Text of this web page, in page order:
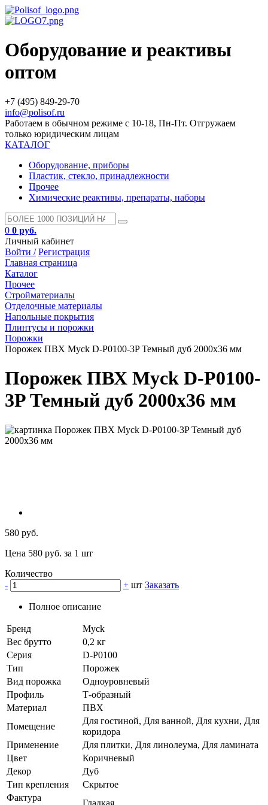
Оборудование и реактивы
оптом
+7 (495) 849-29-70
info@polisof.ru
Работаем в обычном режиме с 10-18, Пн-Пт. Отгружаем
только юридическим лицам
КАТАЛОГ
Оборудование, приборы
Пластик, стекло, принадлежности
Прочее
Химические реактивы, препараты, наборы
0 0 руб.
Личный кабинет
Войти / Регистрация
Главная страница
Каталог
Прочее
Стройматериалы
Отделочные материалы
Напольные покрытия
Плинтусы и порожки
Порожки
Порожек ПВХ Myck D-P0100-3P Темный дуб 2000х36 мм
Порожек ПВХ Myck D-P0100-
3P Темный дуб 2000х36 мм
580 руб.
Цена 580 руб. за 1 шт
Количество
-
+ шт Заказать
Полное описание
Бренд
Myck
Вес брутто
0,2 кг
Серия
D-P0100
Тип
Порожек
Вид порожка
Одноуровневый
Профиль
Т-образный
Материал
ПВХ
Помещение
Для гостиной, Для ванной, Для кухни, Для
коридора
Применение
Для плитки, Для линолеума, Для ламината
Цвет
Коричневый
Декор
Дуб
Тип крепления
Скрытое
Фактура